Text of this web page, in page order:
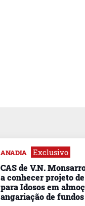
ANADIA Exclusivo
CAS de V.N.
a conhecer projeto
para Idosos em
angariação de fundos